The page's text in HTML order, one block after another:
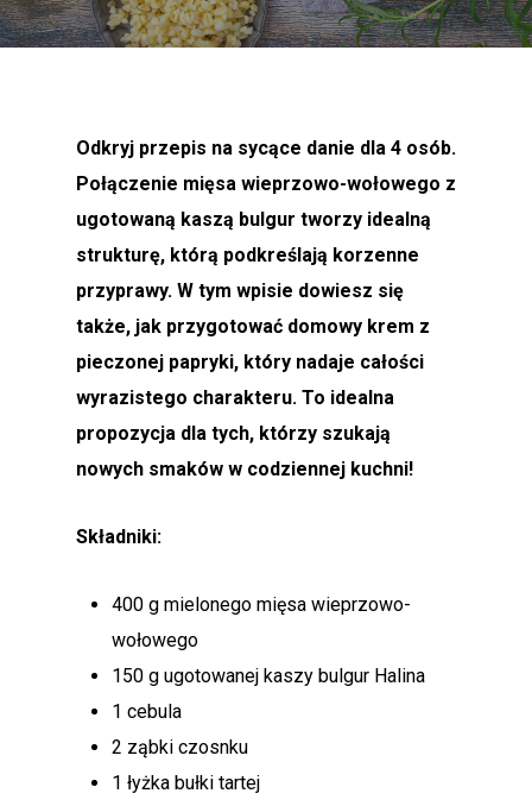
Odkryj przepis na sycące danie dla 4 osób.
Połączenie mięsa wieprzowo-wołowego z
ugotowaną kaszą bulgur tworzy idealną
strukturę, którą podkreślają korzenne
przyprawy. W tym wpisie dowiesz się
także, jak przygotować domowy krem z
pieczonej papryki, który nadaje całości
wyrazistego charakteru. To idealna
propozycja dla tych, którzy szukają
nowych smaków w codziennej kuchni!
Składniki:
400 g mielonego mięsa wieprzowo-
wołowego
150 g ugotowanej kaszy bulgur Halina
1 cebula
2 ząbki czosnku
1 łyżka bułki tartej